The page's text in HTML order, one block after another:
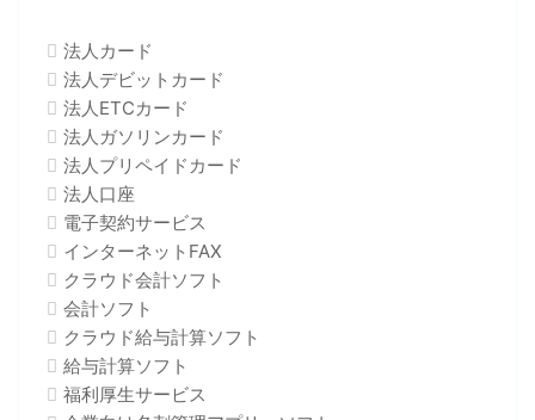
法人カード
法人デビットカード
法人ETCカード
法人ガソリンカード
法人プリペイドカード
法人口座
電子契約サービス
インターネットFAX
クラウド会計ソフト
会計ソフト
クラウド給与計算ソフト
給与計算ソフト
福利厚生サービス